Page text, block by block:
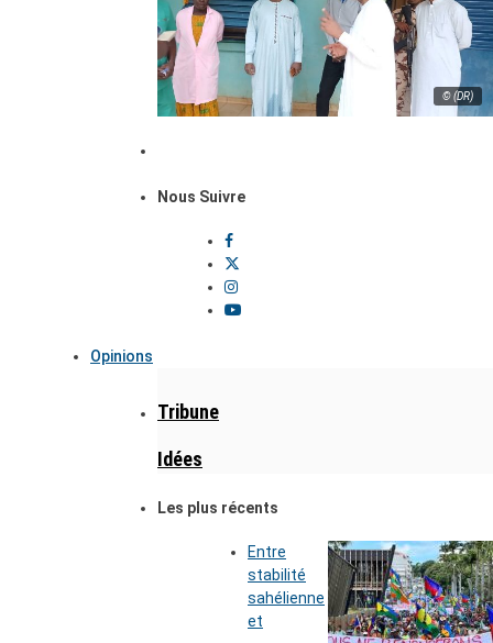
© (DR)
Nous Suivre
Opinions
Tribune
Idées
Les plus récents
Entre
stabilité
sahélienne
et